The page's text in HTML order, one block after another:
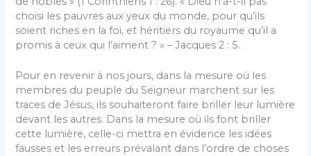
choisi les pauvres aux yeux du monde, pour qu’ils
soient riches en la foi, et héritiers du royaume qu’il a
promis à ceux qui l’aiment ? » – Jacques 2 : 5.
Pour en revenir à nos jours, dans la mesure où les
membres du peuple du Seigneur marchent sur les
traces de Jésus, ils souhaiteront faire briller leur lumière
devant les autres. Dans la mesure où ils font briller
cette lumière, celle-ci mettra en évidence les idées
fausses et les erreurs prévalant dans l’ordre de choses